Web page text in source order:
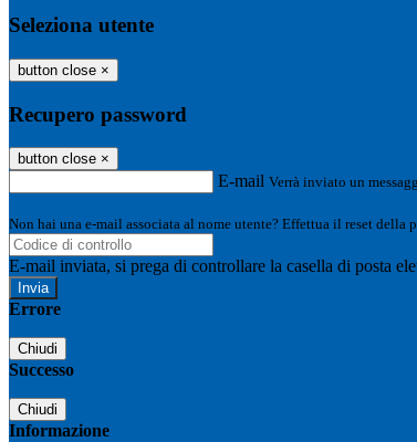
Seleziona utente
button close ×
Recupero password
button close ×
E-mail Verrà inviato un
Non hai una e-mail associata al nome utente? Effettua il reset della
E-mail inviata, si prega di controllare la casella di posta
Errore
Chiudi
Successo
Chiudi
Informazione